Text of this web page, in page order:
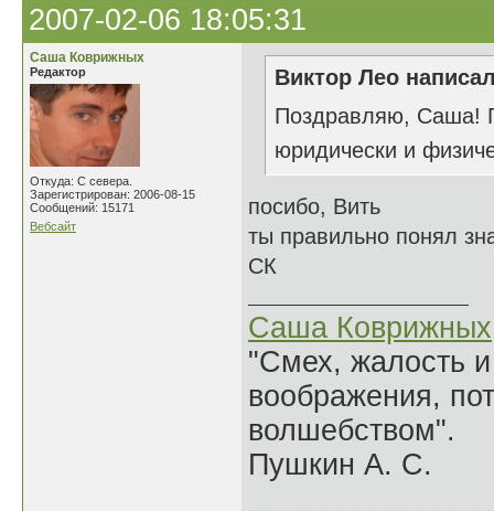
2007-02-06 18:05:31
Саша Коврижных
Редактор
Откуда: С севера.
Зарегистрирован: 2006-08-15
Сообщений: 15171
Вебсайт
Виктор Лео
Поздравляю, Саша!
юридически и
посибо, Вить
ты правильно понял
СК
Саша Коврижных
"Смех, жалость
воображения,
волшебством".
Пушкин А. С.